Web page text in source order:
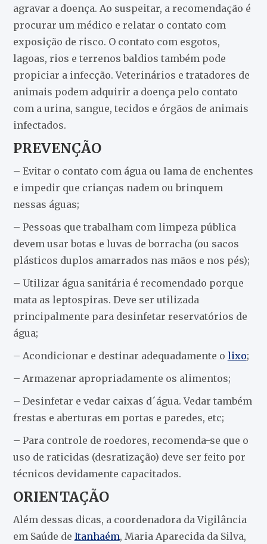
agravar a doença. Ao suspeitar, a recomendação é
procurar um médico e relatar o contato com
exposição de risco. O contato com esgotos,
lagoas, rios e terrenos baldios também pode
propiciar a infecção. Veterinários e tratadores de
animais podem adquirir a doença pelo contato
com a urina, sangue, tecidos e órgãos de animais
infectados.
PREVENÇÃO
– Evitar o contato com água ou lama de enchentes
e impedir que crianças nadem ou brinquem
nessas águas;
– Pessoas que trabalham com limpeza pública
devem usar botas e luvas de borracha (ou sacos
plásticos duplos amarrados nas mãos e nos pés);
– Utilizar água sanitária é recomendado porque
mata as leptospiras. Deve ser utilizada
principalmente para desinfetar reservatórios de
água;
– Acondicionar e destinar adequadamente o lixo;
– Armazenar apropriadamente os alimentos;
– Desinfetar e vedar caixas d´água. Vedar também
frestas e aberturas em portas e paredes, etc;
– Para controle de roedores, recomenda-se que o
uso de raticidas (desratização) deve ser feito por
técnicos devidamente capacitados.
ORIENTAÇÃO
Além dessas dicas, a coordenadora da Vigilância
em Saúde de Itanhaém, Maria Aparecida da Silva,